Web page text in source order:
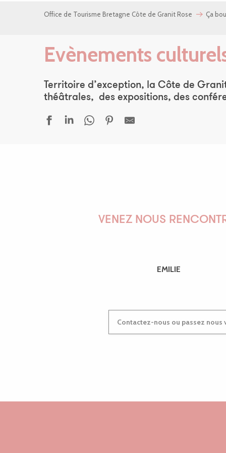
Office de Tourisme Bretagne Côte de Granit Rose Ça
Evènements
Territoire d’exception, la Côte de
théâtrales, des expositions, des
Lumière Vallée - Léguer en fête
La maison en héritage - Instants créatifs, imaginaire et
VENEZ NOUS
EMILIE
Contactez-nous ou passez